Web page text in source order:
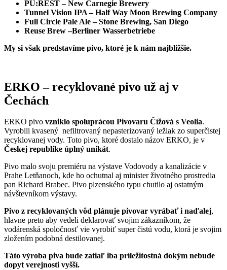
PU:REST – New Carnegie Brewery
Tunnel Vision IPA – Half Way Moon Brewing Company
Full Circle Pale Ale – Stone Brewing, San Diego
Reuse Brew –Berliner Wasserbetriebe
My si však predstavíme pivo, ktoré je k nám najbližšie.
ERKO – recyklované pivo už aj v
Čechách
ERKO pivo vzniklo spoluprácou Pivovaru Čížová s Veolia.
Vyrobili kvasený nefiltrovaný nepasterizovaný ležiak zo superčistej
recyklovanej vody. Toto pivo, ktoré dostalo názov ERKO, je v
Českej republike úplný unikát.
Pivo malo svoju premiéru na výstave Vodovody a kanalizácie v
Prahe Letňanoch, kde ho ochutnal aj minister životného prostredia
pan Richard Brabec. Pivo plzenského typu chutilo aj ostatným
návštevníkom výstavy.
Pivo z recyklovaných vôd plánuje pivovar vyrábať i naďalej,
hlavne preto aby vedeli deklarovať svojim zákazníkom, že
vodárenská spoločnosť vie vyrobiť super čistú vodu, ktorá je svojim
zložením podobná destilovanej.
Táto výroba piva bude zatiaľ iba príležitostná dokým nebude
dopyt verejnosti vyšší.